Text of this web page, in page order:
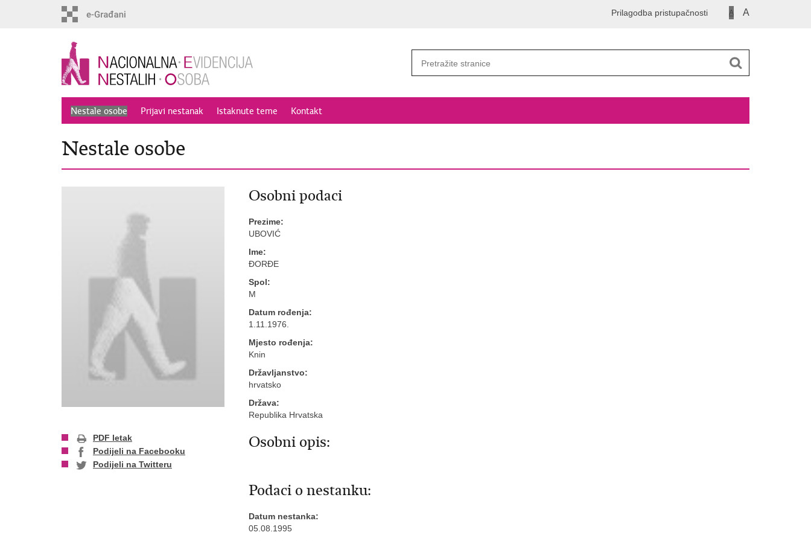
A A
Prilagodba pristupačnosti
Nestale osobe Prijavi nestanak Istaknute teme Kontakt
Nestale osobe
PDF letak
Podijeli na Facebooku
Podijeli na Twitteru
Osobni podaci
Prezime:
UBOVIĆ
Ime:
ĐORĐE
Spol:
M
Datum rođenja:
1.11.1976.
Mjesto rođenja:
Knin
Državljanstvo:
hrvatsko
Država:
Republika Hrvatska
Osobni opis:
Podaci o nestanku:
Datum nestanka:
05.08.1995